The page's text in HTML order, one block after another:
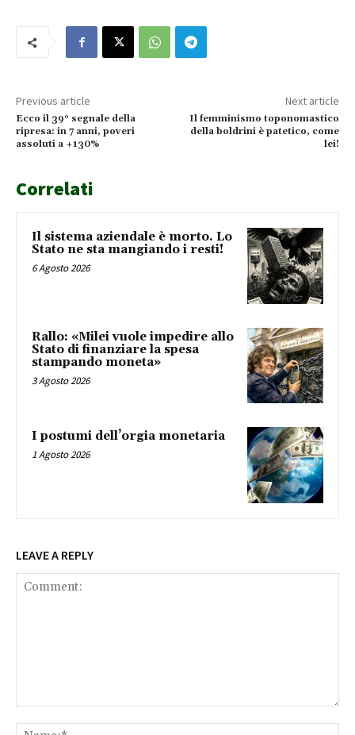
Previous article
Ecco il 39° segnale della
ripresa: in 7 anni, poveri
assoluti a +130%
Next article
Il femminismo toponomastico
della boldrini è patetico, come
lei!
Correlati
Il sistema aziendale è morto. Lo
Stato ne sta mangiando i resti!
6 Agosto 2026
Rallo: «Milei vuole impedire allo
Stato di finanziare la spesa
stampando moneta»
3 Agosto 2026
I postumi dell’orgia monetaria
1 Agosto 2026
LEAVE A REPLY